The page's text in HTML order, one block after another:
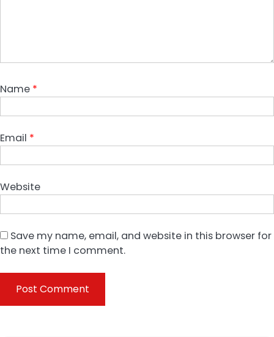
Name *
Email *
Website
Save my name, email, and website in this browser for
the next time I comment.